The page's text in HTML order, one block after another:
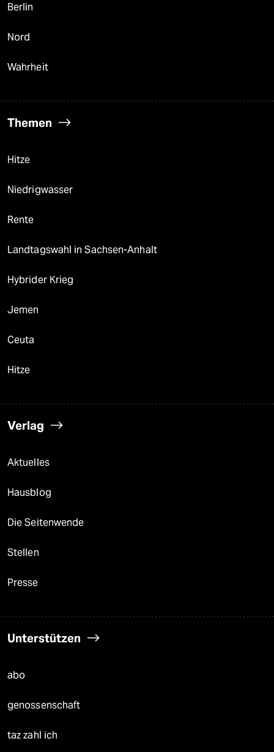
Berlin
Nord
Wahrheit
Themen
Hitze
Niedrigwasser
Rente
Landtagswahl in Sachsen-Anhalt
Hybrider Krieg
Jemen
Ceuta
Hitze
Verlag
Aktuelles
Hausblog
Die Seitenwende
Stellen
Presse
Unterstützen
abo
genossenschaft
taz zahl ich